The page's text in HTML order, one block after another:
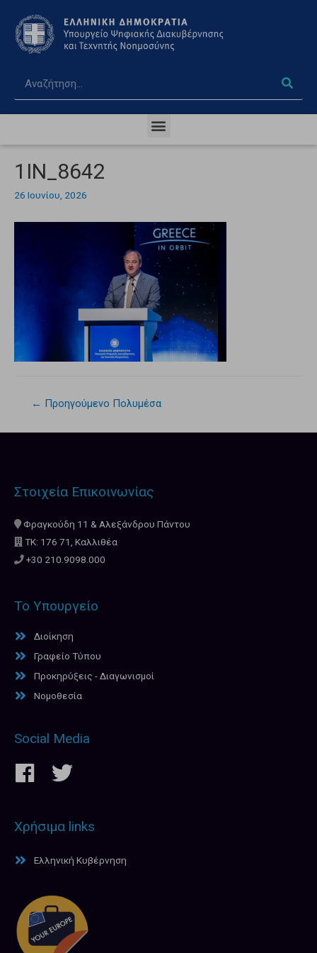
1IN_8642
26 Ιουνίου, 2026
← Προηγούμενο Πολυμέσα
Στοιχεία Επικοινωνίας
Φραγκούδη 11 & Αλεξάνδρου Πάντου
ΤΚ: 176 71, Καλλιθέα
+30 210.9098.000
Το Υπουργείο
Διοίκηση
Γραφείο Τύπου
Προκηρύξεις - Διαγωνισμοί
Νομοθεσία
Social Media
Χρήσιμα links
Ελληνική Κυβέρνηση